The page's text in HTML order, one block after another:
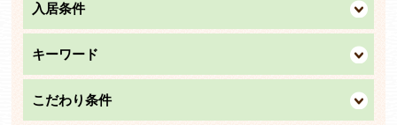
入居条件
キーワード
こだわり条件